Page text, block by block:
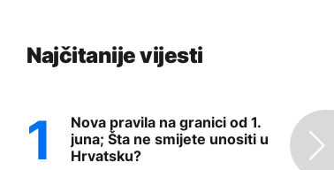
Najčitanije vijesti
Nova pravila na granici od 1.
juna; Šta ne smijete unositi u
Hrvatsku?